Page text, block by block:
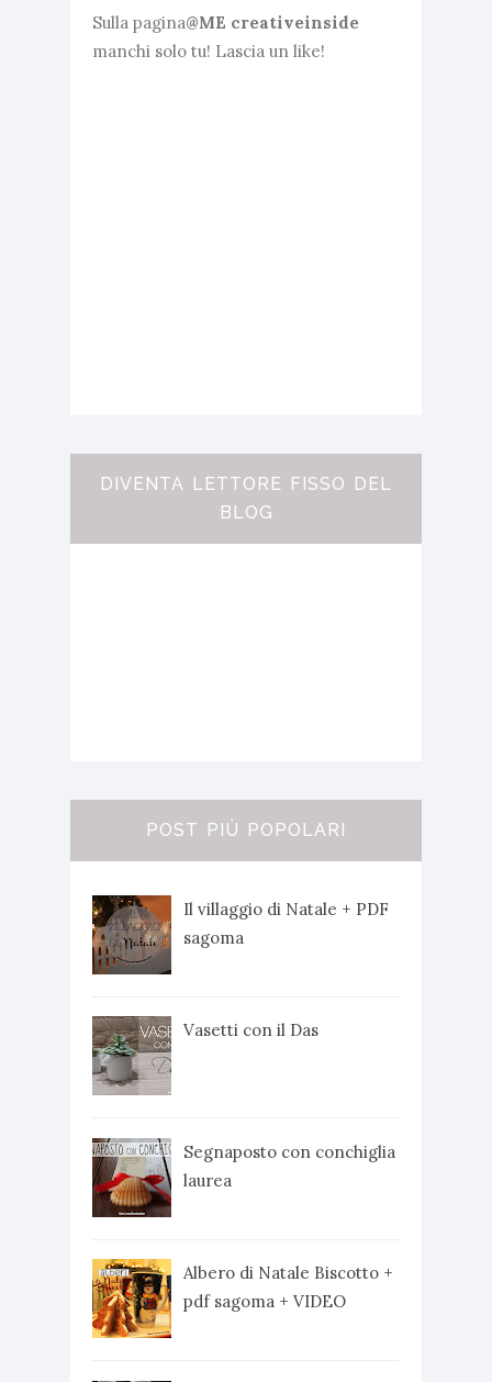
Sulla pagina@ME creativeinside
manchi solo tu! Lascia un like!
DIVENTA LETTORE FISSO DEL
BLOG
POST PIÙ POPOLARI
Il villaggio di Natale + PDF
sagoma
Vasetti con il Das
Segnaposto con conchiglia
laurea
Albero di Natale Biscotto +
pdf sagoma + VIDEO